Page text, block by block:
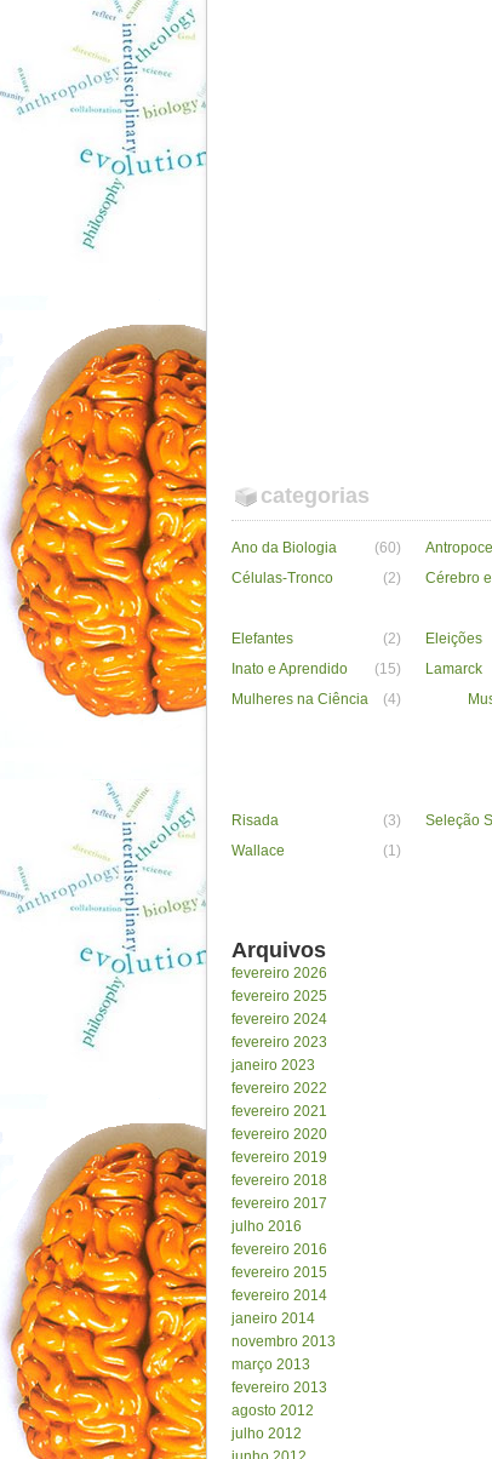
categorias
Ano da Biologia (60)
Células-Tronco
(2)
Cérebro
Elefantes
(2) Eleições
Inato e Aprendido
(15) Lamarck
Mulheres na Ciência
(4)
Risada
(3) Seleção
Wallace
(1)
Arquivos
fevereiro 2026
fevereiro 2025
fevereiro 2024
fevereiro 2023
janeiro 2023
fevereiro 2022
fevereiro 2021
fevereiro 2020
fevereiro 2019
fevereiro 2018
fevereiro 2017
julho 2016
fevereiro 2016
fevereiro 2015
fevereiro 2014
janeiro 2014
novembro 2013
março 2013
fevereiro 2013
agosto 2012
julho 2012